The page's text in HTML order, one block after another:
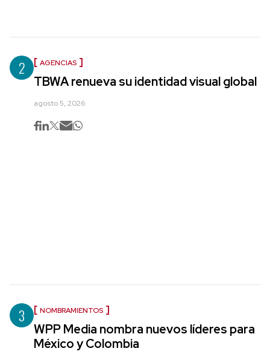
2 AGENCIAS
TBWA renueva su identidad visual global
agosto 5, 2026
3 NOMBRAMIENTOS
WPP Media nombra nuevos líderes para
México y Colombia